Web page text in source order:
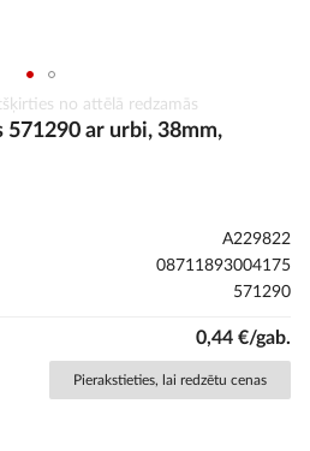
no attēlā redzamās
571290 ar urbi, 38mm,
A229822
08711893004175
571290
0,44 €/gab.
Pierakstieties, lai redzētu cenas